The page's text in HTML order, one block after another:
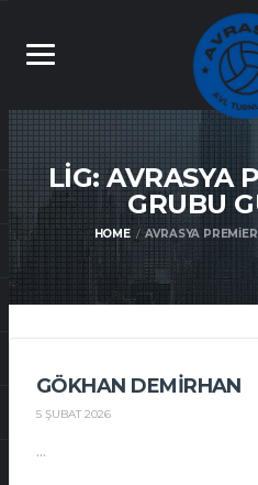
LIG: AVRASYA
GRUBU
HOME AVRASYA
GÖKHAN DEMIRHAN
5 ŞUBAT 2026
...